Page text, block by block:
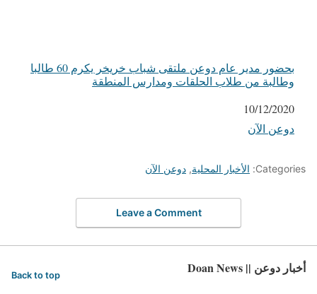
بحضور مدير عام دوعن ملتقى شباب خريخر يكرم 60 طالبا
وطالبة من طلاب الحلقات ومدارس المنطقة
التاريخ
10/12/2020
في ما يتعلق بما يأتي
دوعن الآن
Categories: الأخبار المحلية, دوعن الآن
Leave a Comment
أخبار دوعن || Doan News Back to top